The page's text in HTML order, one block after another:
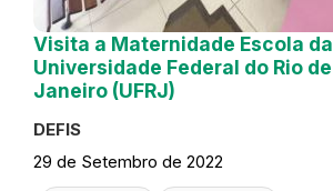
Visita a Maternidade Escola da
Universidade Federal do Rio de
Janeiro (UFRJ)
DEFIS
29 de Setembro de 2022